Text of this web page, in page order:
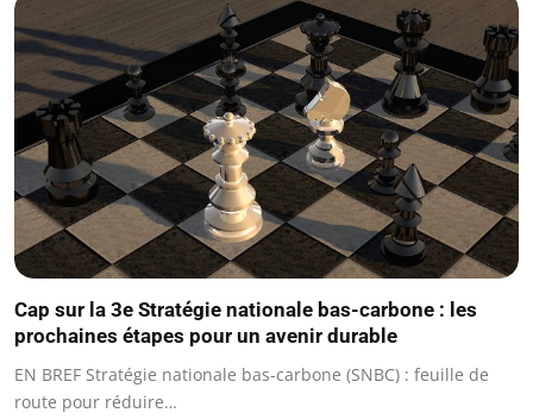
Cap sur la 3e Stratégie nationale bas-carbone : les
prochaines étapes pour un avenir durable
EN BREF Stratégie nationale bas-carbone (SNBC) : feuille de
route pour réduire…